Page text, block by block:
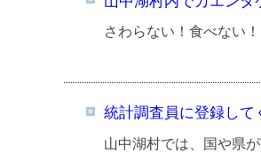
さわらない！食べない
統計調査員に登録して
山中湖村では、国や県